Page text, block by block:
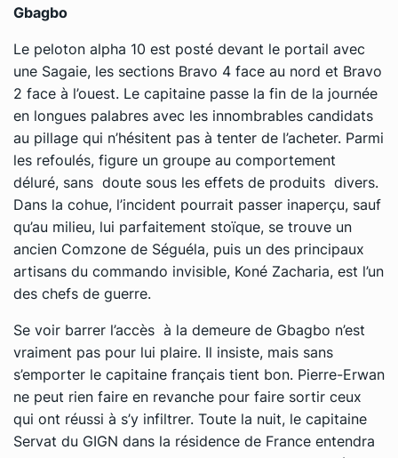
Gbagbo
Le peloton alpha 10 est posté devant le portail avec
une Sagaie, les sections Bravo 4 face au nord et Bravo
2 face à l’ouest. Le capitaine passe la fin de la journée
en longues palabres avec les innombrables candidats
au pillage qui n’hésitent pas à tenter de l’acheter. Parmi
les refoulés, figure un groupe au comportement
déluré, sans doute sous les effets de produits divers.
Dans la cohue, l’incident pourrait passer inaperçu, sauf
qu’au milieu, lui parfaitement stoïque, se trouve un
ancien Comzone de Séguéla, puis un des principaux
artisans du commando invisible, Koné Zacharia, est l’un
des chefs de guerre.
Se voir barrer l’accès à la demeure de Gbagbo n’est
vraiment pas pour lui plaire. Il insiste, mais sans
s’emporter le capitaine français tient bon. Pierre-Erwan
ne peut rien faire en revanche pour faire sortir ceux
qui ont réussi à s’y infiltrer. Toute la nuit, le capitaine
Servat du GIGN dans la résidence de France entendra